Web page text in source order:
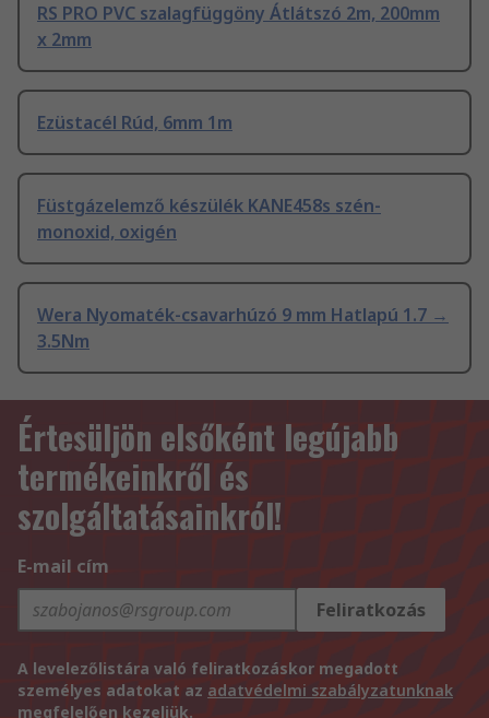
RS PRO PVC szalagfüggöny Átlátszó 2m, 200mm
x 2mm
Ezüstacél Rúd, 6mm 1m
Füstgázelemző készülék KANE458s szén-
monoxid, oxigén
Wera Nyomaték-csavarhúzó 9 mm Hatlapú 1.7 →
3.5Nm
Értesüljön elsőként legújabb
termékeinkről és
szolgáltatásainkról!
E-mail cím
Feliratkozás
A levelezőlistára való feliratkozáskor megadott
személyes adatokat az adatvédelmi szabályzatunknak
megfelelően kezeljük.